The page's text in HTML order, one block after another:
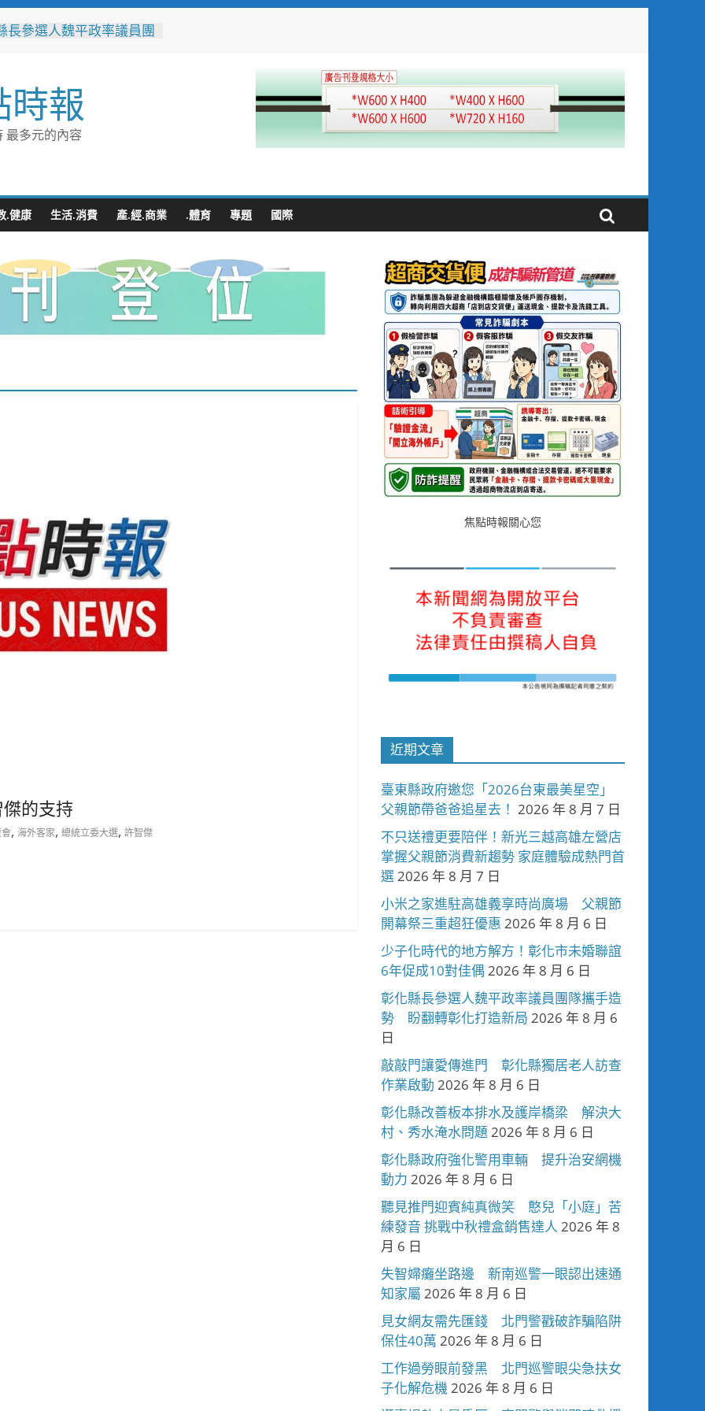
長參選人魏平政率議員團
」父親節帶爸爸追星去！
禮更要陪伴！新光三越高
店掌握父親節消費新趨勢
驗成熱門首選
誼6年促成10對佳偶
時報
最多元的內容
.健康 生活.消費 產.經.商業 .體育 專題 國際
的支持
, 海外客家, 總統立委大選, 許智傑
焦點時報關心您
近期文章
臺東縣政府邀您「2026台東最美星空」
父親節帶爸爸追星去！ 2026 年 8 月 7 日
不只送禮更要陪伴！新光三越高雄左營店
掌握父親節消費新趨勢 家庭體驗成熱門首
選2026 年 8 月 7 日
小米之家進駐高雄義享時尚廣場 父親節
開幕祭三重超狂優惠 2026 年 8 月 6 日
少子化時代的地方解方！彰化市未婚聯誼
6年促成10對佳偶 2026 年 8 月 6 日
彰化縣長參選人魏平政率議員團隊攜手造
勢 盼翻轉彰化打造新局 2026 年 8 月 6
日
敲敲門讓愛傳進門 彰化縣獨居老人訪查
作業啟動 2026 年 8 月 6 日
彰化縣改善板本排水及護岸橋梁 解決大
村、秀水淹水問題 2026 年 8 月 6 日
彰化縣政府強化警用車輛 提升治安網機
動力 2026 年 8 月 6 日
聽見推門迎賓純真微笑 憨兒「小庭」苦
練發音 挑戰中秋禮盒銷售達人 2026 年 8
月 6 日
失智婦癱坐路邊 新南巡警一眼認出速通
知家屬 2026 年 8 月 6 日
見女網友需先匯錢 北門警戳破詐騙陷阱
保住40萬 2026 年 8 月 6 日
工作過勞眼前發黑 北門巡警眼尖急扶女
子化解危機2026 年 8 月 6 日